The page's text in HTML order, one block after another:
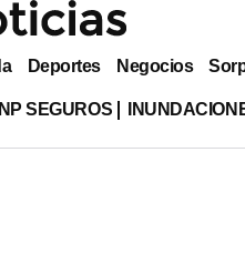
Deportes Negocios
SEGUROS